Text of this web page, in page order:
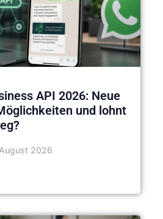
API 2026: Neue
und lohnt
2026